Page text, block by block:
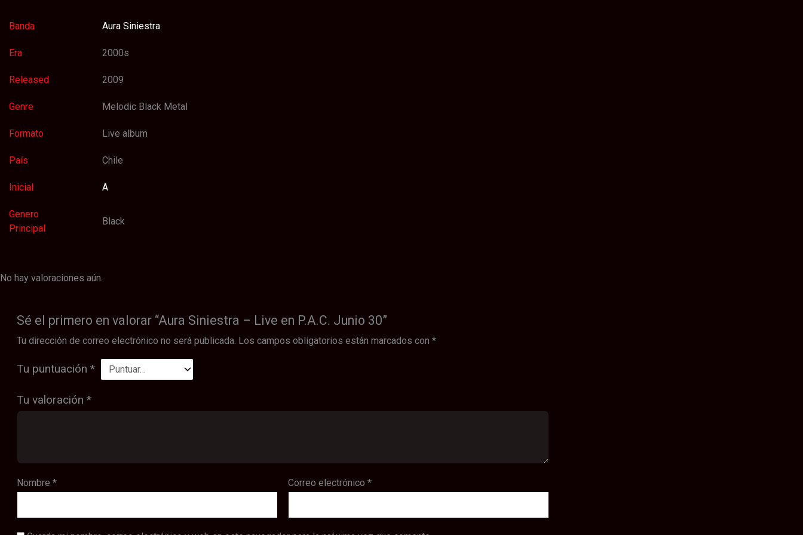
Banda Aura Siniestra
Era 2000s
Released 2009
Genre Melodic Black Metal
Formato Live album
País Chile
Inicial A
Genero
Principal
Black
No hay valoraciones aún.
Sé el primero en valorar “Aura Siniestra – Live en P.A.C. Junio 30”
Tu dirección de correo electrónico no será publicada. Los campos obligatorios están marcados con *
Tu puntuación *
Tu valoración *
Nombre * Correo electrónico*